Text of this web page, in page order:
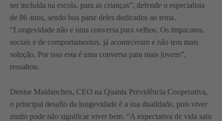
ser incluída na escola, para as crianças”, defende o especialista
de 86 anos, sendo boa parte deles dedicados ao tema.
“Longevidade não e uma conversa para velhos. Os impacatos,
sociais e de comportamentos, já aconteceram e não tem mais
solução. Por isso esta é uma conversa para mais jovens”,
ressaltou.
Denise Maidanchen, CEO na Quanta Previdência Cooperativa,
o principal desafio da longevidade é a sua dualidade, pois viver
muito pode não significar viver bem. “A expectativa de vida saiu